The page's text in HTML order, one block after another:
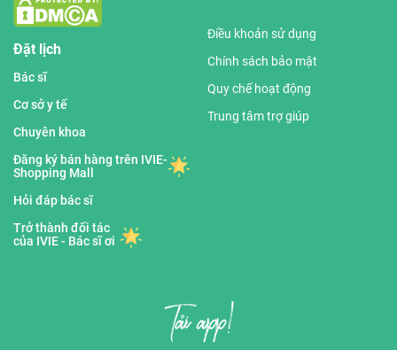
Đặt lịch
Bác sĩ
Cơ sở y tế
Chuyên khoa
Đăng ký bán hàng trên IVIE-
Shopping Mall
Hỏi đáp bác sĩ
Trở thành đối tác
của IVIE - Bác sĩ ơi
Điều khoản sử dụng
Chính sách bảo mật
Quy chế hoạt động
Trung tâm trợ giúp